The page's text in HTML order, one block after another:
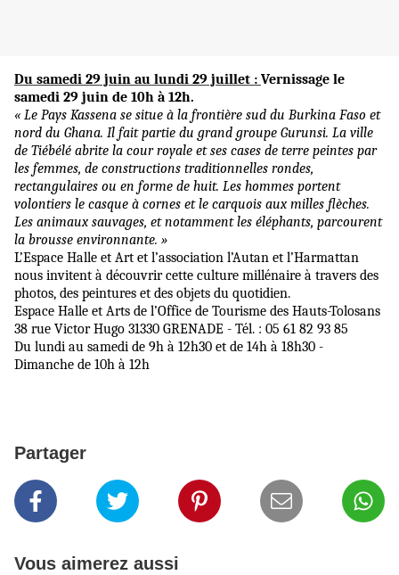
Du samedi 29 juin au lundi 29 juillet : Vernissage le
samedi 29 juin de 10h à 12h.
« Le Pays Kassena se situe à la frontière sud du Burkina Faso et
nord du Ghana. Il fait partie du grand groupe Gurunsi. La ville
de Tiébélé abrite la cour royale et ses cases de terre peintes par
les femmes, de constructions traditionnelles rondes,
rectangulaires ou en forme de huit. Les hommes portent
volontiers le casque à cornes et le carquois aux milles flèches.
Les animaux sauvages, et notamment les éléphants, parcourent
la brousse environnante. »
L’Espace Halle et Art et l’association l’Autan et l’Harmattan
nous invitent à découvrir cette culture millénaire à travers des
photos, des peintures et des objets du quotidien.
Espace Halle et Arts de l’Office de Tourisme des Hauts-Tolosans
38 rue Victor Hugo 31330 GRENADE - Tél. : 05 61 82 93 85
Du lundi au samedi de 9h à 12h30 et de 14h à 18h30 -
Dimanche de 10h à 12h
Partager
Vous aimerez aussi